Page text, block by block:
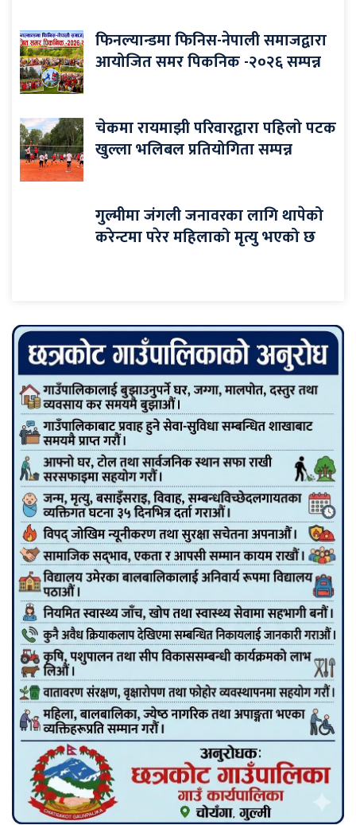
फिनल्यान्डमा फिनिस-नेपाली समाजद्वारा
आयोजित समर पिकनिक -२०२६ सम्पन्न
चेकमा रायमाझी परिवारद्वारा पहिलो पटक
खुल्ला भलिबल प्रतियोगिता सम्पन्न
गुल्मीमा जंगली जनावरका लागि थापेको
करेन्टमा परेर महिलाको मृत्यु भएको छ